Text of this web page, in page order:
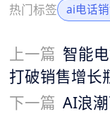
热门标签 ai电话
上一篇 智能
打破销售增长
下一篇 AI浪